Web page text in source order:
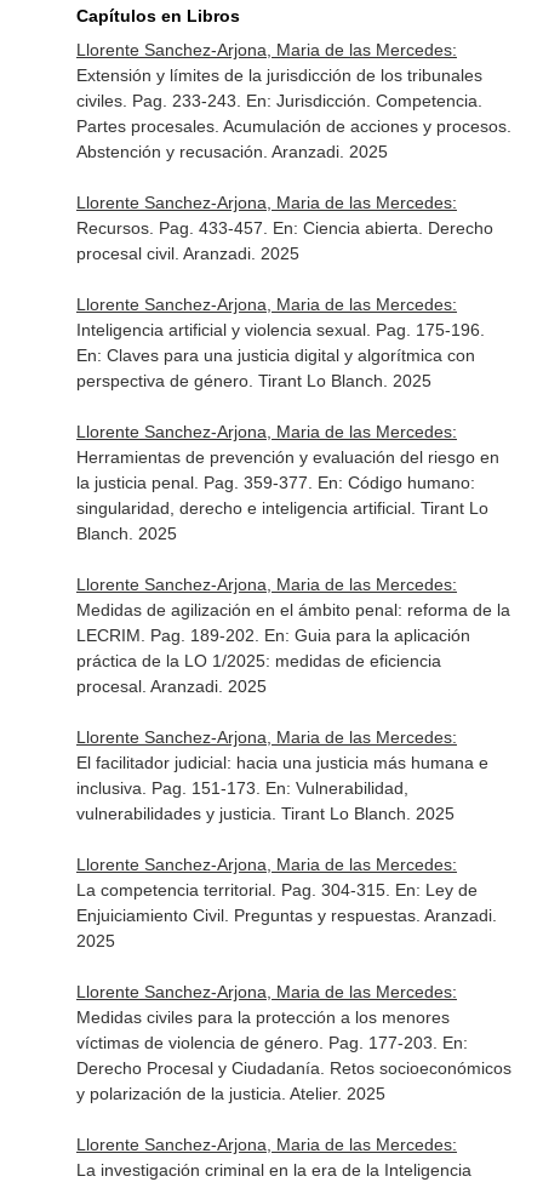
Capítulos en Libros
Llorente Sanchez-Arjona, Maria de las Mercedes:
Extensión y límites de la jurisdicción de los tribunales
civiles. Pag. 233-243. En: Jurisdicción. Competencia.
Partes procesales. Acumulación de acciones y procesos.
Abstención y recusación . Aranzadi. 2025
Llorente Sanchez-Arjona, Maria de las Mercedes:
Recursos. Pag. 433-457. En: Ciencia abierta. Derecho
procesal civil. Aranzadi. 2025
Llorente Sanchez-Arjona, Maria de las Mercedes:
Inteligencia artificial y violencia sexual. Pag. 175-196.
En: Claves para una justicia digital y algorítmica con
perspectiva de género. Tirant Lo Blanch. 2025
Llorente Sanchez-Arjona, Maria de las Mercedes:
Herramientas de prevención y evaluación del riesgo en
la justicia penal. Pag. 359-377. En: Código humano:
singularidad, derecho e inteligencia artificial. Tirant Lo
Blanch. 2025
Llorente Sanchez-Arjona, Maria de las Mercedes:
Medidas de agilización en el ámbito penal: reforma de la
LECRIM. Pag. 189-202. En: Guia para la aplicación
práctica de la LO 1/2025: medidas de eficiencia
procesal. Aranzadi. 2025
Llorente Sanchez-Arjona, Maria de las Mercedes:
El facilitador judicial: hacia una justicia más humana e
inclusiva. Pag. 151-173. En: Vulnerabilidad,
vulnerabilidades y justicia . Tirant Lo Blanch. 2025
Llorente Sanchez-Arjona, Maria de las Mercedes:
La competencia territorial. Pag. 304-315. En: Ley de
Enjuiciamiento Civil. Preguntas y respuestas. Aranzadi.
2025
Llorente Sanchez-Arjona, Maria de las Mercedes:
Medidas civiles para la protección a los menores
víctimas de violencia de género. Pag. 177-203. En:
Derecho Procesal y Ciudadanía. Retos socioeconómicos
y polarización de la justicia . Atelier. 2025
Llorente Sanchez-Arjona, Maria de las Mercedes:
La investigación criminal en la era de la Inteligencia